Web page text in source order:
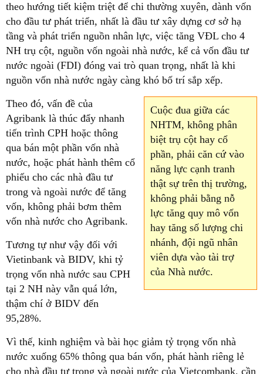
theo hướng tiết kiệm triệt để chi thường xuyên, dành vốn
cho đầu tư phát triển, nhất là đầu tư xây dựng cơ sở hạ
tầng và phát triển nguồn nhân lực, việc tăng VĐL cho 4
NH trụ cột, nguồn vốn ngoài nhà nước, kể cả vốn đầu tư
nước ngoài (FDI) đóng vai trò quan trọng, nhất là khi
nguồn vốn nhà nước ngày càng khó bố trí sắp xếp.
Cuộc đua giữa các
NHTM, không phân
biệt trụ cột hay cổ
phần, phải căn cứ vào
năng lực cạnh tranh
thật sự trên thị trường,
không phải bằng nỗ
lực tăng quy mô vốn
hay tăng số lượng chi
nhánh, đội ngũ nhân
viên dựa vào tài trợ
của Nhà nước.
Theo đó, vấn đề của
Agribank là thúc đẩy nhanh
tiến trình CPH hoặc thông
qua bán một phần vốn nhà
nước, hoặc phát hành thêm cổ
phiếu cho các nhà đầu tư
trong và ngoài nước để tăng
vốn, không phải bơm thêm
vốn nhà nước cho Agribank.
Tương tự như vậy đối với
Vietinbank và BIDV, khi tỷ
trọng vốn nhà nước sau CPH
tại 2 NH này vẫn quá lớn,
thậm chí ở BIDV đến
95,28%.
Vì thế, kinh nghiệm và bài học giảm tỷ trọng vốn nhà
nước xuống 65% thông qua bán vốn, phát hành riêng lẻ
cho nhà đầu tư trong và ngoài nước của Vietcombank, cần